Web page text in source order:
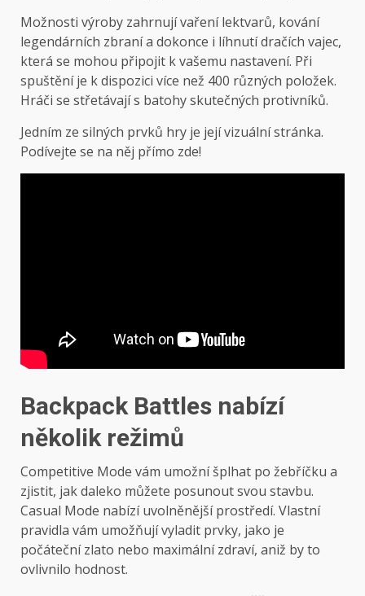
Možnosti výroby zahrnují vaření lektvarů, kování
legendárních zbraní a dokonce i líhnutí dračích vajec,
která se mohou připojit k vašemu nastavení. Při
spuštění je k dispozici více než 400 různých položek.
Hráči se střetávají s batohy skutečných protivníků.
Jedním ze silných prvků hry je její vizuální stránka.
Podívejte se na něj přímo zde!
Backpack Battles nabízí
několik režimů
Competitive Mode vám umožní šplhat po žebříčku a
zjistit, jak daleko můžete posunout svou stavbu.
Casual Mode nabízí uvolněnější prostředí. Vlastní
pravidla vám umožňují vyladit prvky, jako je
počáteční zlato nebo maximální zdraví, aniž by to
ovlivnilo hodnost.